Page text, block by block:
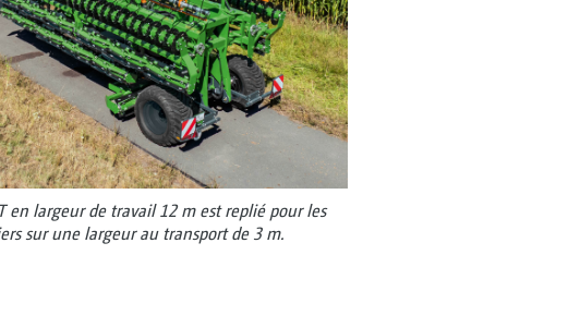
en largeur de travail 12 m est replié pour les
sur une largeur au transport de 3 m.